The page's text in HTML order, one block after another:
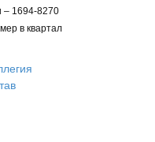
– 1694-8270
в квартал